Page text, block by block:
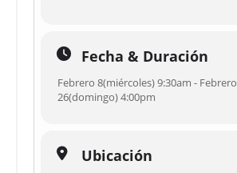
Fecha & Duración
Febrero 8(miércoles) 9:30am - Febrero
26(domingo) 4:00pm
Ubicación